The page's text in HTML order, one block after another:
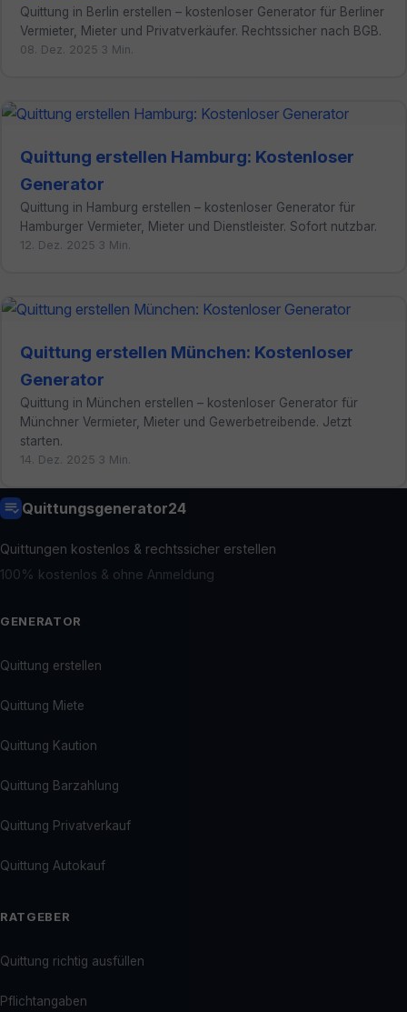
Quittung in Berlin erstellen – kostenloser Generator für Berliner
Vermieter, Mieter und Privatverkäufer. Rechtssicher nach BGB.
08. Dez. 2025 3 Min.
Quittung erstellen Hamburg: Kostenloser
Generator
Quittung in Hamburg erstellen – kostenloser Generator für
Hamburger Vermieter, Mieter und Dienstleister. Sofort nutzbar.
12. Dez. 2025 3 Min.
Quittung erstellen München: Kostenloser
Generator
Quittung in München erstellen – kostenloser Generator für
Münchner Vermieter, Mieter und Gewerbetreibende. Jetzt
starten.
14. Dez. 2025 3 Min.
Quittungsgenerator24
Quittungen kostenlos & rechtssicher erstellen
100% kostenlos & ohne Anmeldung
GENERATOR
Quittung erstellen
Quittung Miete
Quittung Kaution
Quittung Barzahlung
Quittung Privatverkauf
Quittung Autokauf
RATGEBER
Quittung richtig ausfüllen
Pflichtangaben